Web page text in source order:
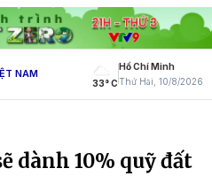
NAM
33° C
Hồ Chí Minh
Thứ Hai, 10/8/2026
dành 10% quỹ đất